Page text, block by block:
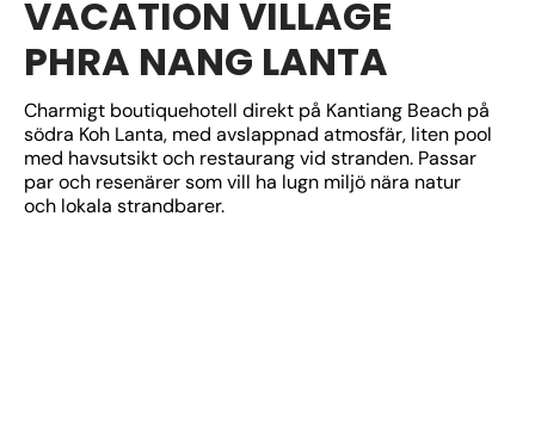
VACATION VILLAGE
PHRA NANG LANTA
Charmigt boutiquehotell direkt på Kantiang Beach på
södra Koh Lanta, med avslappnad atmosfär, liten pool
med havsutsikt och restaurang vid stranden. Passar
par och resenärer som vill ha lugn miljö nära natur
och lokala strandbarer.